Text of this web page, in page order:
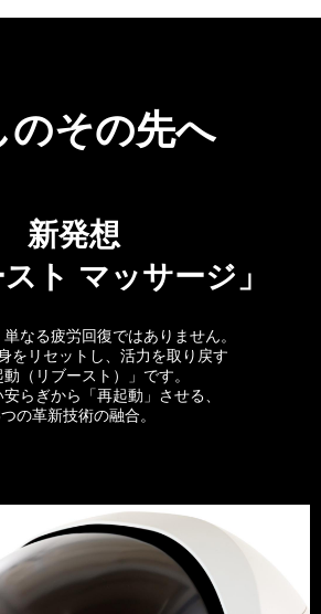
のその先へ
新発想
スト マッサージ」
なる疲労回復ではありません。
をリセットし、活力を取り戻す
動（リブースト）」です。
らぎから「再起動」させる、
の革新技術の融合。